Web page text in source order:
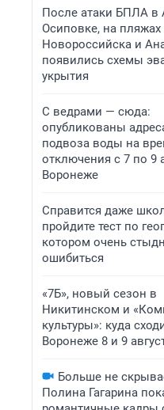
После атаки БПЛА в
Осиповке, на пляжах
Новороссийска и
появились схемы
укрытия
С ведрами — сюда:
опубликованы
подвоза воды на
отключения с 7 по 9
Воронеже
Справится даже
пройдите тест по
котором очень
ошибиться
«7Б», новый сезон в
Никитинском и
культуры»: куда
Воронеже 8 и 9
Больше не
Полина Гагарина